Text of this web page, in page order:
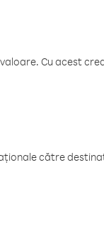
Cu acest
către